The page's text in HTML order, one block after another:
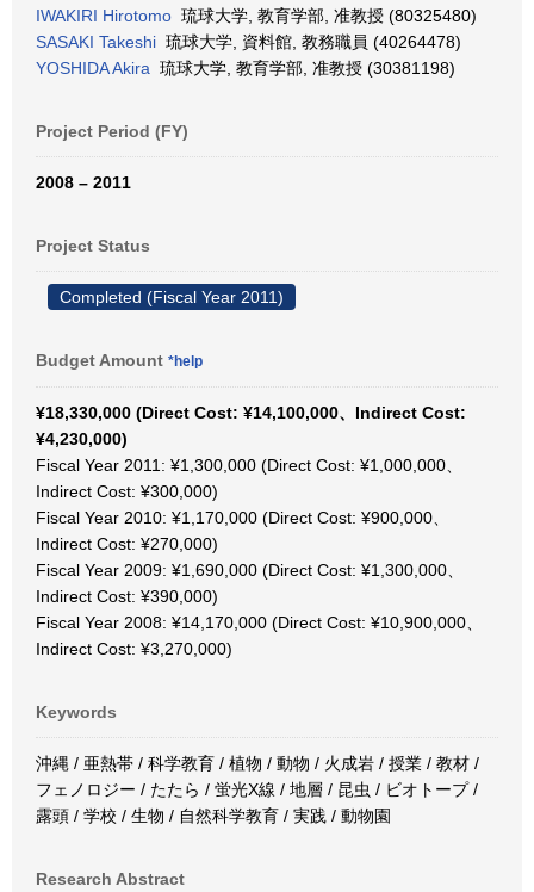
IWAKIRI Hirotomo 琉球大学, 教育学部, 准教授 (80325480)
SASAKI Takeshi 琉球大学, 資料館, 教務職員 (40264478)
YOSHIDA Akira 琉球大学, 教育学部, 准教授 (30381198)
Project Period (FY)
2008 – 2011
Project Status
Completed (Fiscal Year 2011)
Budget Amount *help
¥18,330,000 (Direct Cost: ¥14,100,000、Indirect Cost:
¥4,230,000)
Fiscal Year 2011: ¥1,300,000 (Direct Cost: ¥1,000,000、
Indirect Cost: ¥300,000)
Fiscal Year 2010: ¥1,170,000 (Direct Cost: ¥900,000、
Indirect Cost: ¥270,000)
Fiscal Year 2009: ¥1,690,000 (Direct Cost: ¥1,300,000、
Indirect Cost: ¥390,000)
Fiscal Year 2008: ¥14,170,000 (Direct Cost: ¥10,900,000、
Indirect Cost: ¥3,270,000)
Keywords
沖縄 / 亜熱帯 / 科学教育 / 植物 / 動物 / 火成岩 / 授業 / 教材 /
フェノロジー / たたら / 蛍光X線 / 地層 / 昆虫 / ビオトープ /
露頭 / 学校 / 生物 / 自然科学教育 / 実践 / 動物園
Research Abstract